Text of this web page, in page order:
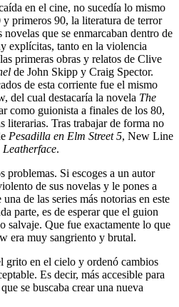
en el cine, no sucedía lo mismo
primeros 90, la literatura de terror
novelas que se enmarcaban dentro de
explícitas, tanto en la violencia
primeras obras y relatos de Clive
de John Skipp y Craig Spector.
de esta corriente fue el mismo
del cual destacaría la novela The
como guionista a finales de los 80,
literarias. Tras trabajar de forma no
Pesadilla en Elm Street 5, New Line
Leatherface.
problemas. Si escoges a un autor
de sus novelas y le pones a
de las series más notorias en este
parte, es de esperar que el guion
salvaje. Que fue exactamente lo que
era muy sangriento y brutal.
grito en el cielo y ordenó cambios
Es decir, más accesible para
se buscaba crear una nueva